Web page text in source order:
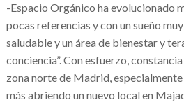
-Espacio Orgánico ha evolucionado
pocas referencias y con un sueño
saludable y un área de bienestar y
conciencia”. Con esfuerzo,
zona norte de Madrid,
más abriendo un nuevo local en